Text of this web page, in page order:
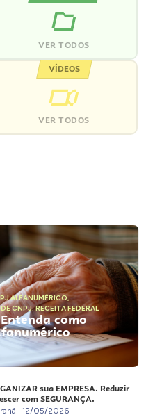
VER TODOS
VÍDEOS
VER TODOS
ALFANUMÉRICO,
CNPJ,RECEITA FEDERAL
como
sua EMPRESA. Reduzir
com SEGURANÇA.
12/05/2026